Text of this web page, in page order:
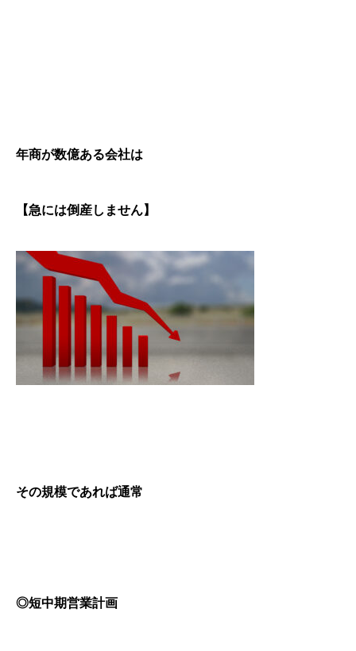
年商が数億ある会社は
【急には倒産しません】
その規模であれば通常
◎短中期営業計画